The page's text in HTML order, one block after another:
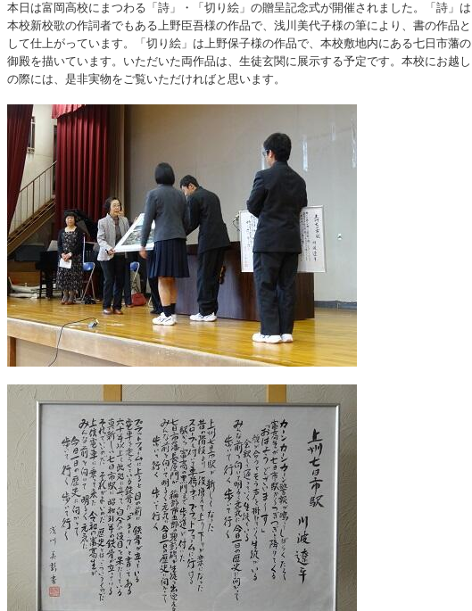
本日は富岡高校にまつわる「詩」・「切り絵」の贈呈記念式が開催されました。「詩」は
本校新校歌の作詞者でもある上野臣吾様の作品で、浅川美代子様の筆により、書の作品と
して仕上がっています。「切り絵」は上野保子様の作品で、本校敷地内にある七日市藩の
御殿を描いています。いただいた両作品は、生徒玄関に展示する予定です。本校にお越し
の際には、是非実物をご覧いただければと思います。